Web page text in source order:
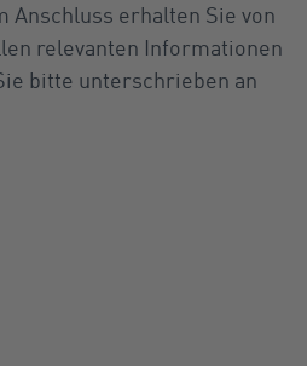
Anschluss erhalten Sie von
relevanten Informationen
bitte unterschrieben an